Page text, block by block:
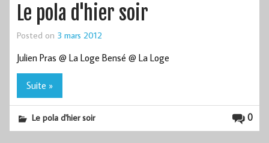
Le pola d'hier soir
Posted on 3 mars 2012
Julien Pras @ La Loge Bensé @ La Loge
Suite »
0
Le pola d'hier soir